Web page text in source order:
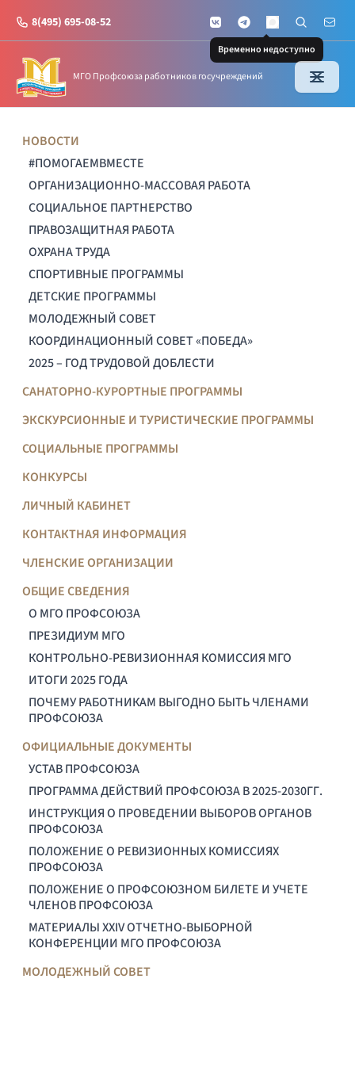
8(495) 695-08-52 VKontakteTelegramMAX
Временно недоступно
Поиск по
Почта
МГО Профсоюза работников госучреждений
НОВОСТИ
#ПОМОГАЕМВМЕСТЕ
ОРГАНИЗАЦИОННО-МАССОВАЯ РАБОТА
СОЦИАЛЬНОЕ ПАРТНЕРСТВО
ПРАВОЗАЩИТНАЯ РАБОТА
ОХРАНА ТРУДА
СПОРТИВНЫЕ ПРОГРАММЫ
ДЕТСКИЕ ПРОГРАММЫ
МОЛОДЕЖНЫЙ СОВЕТ
КООРДИНАЦИОННЫЙ СОВЕТ «ПОБЕДА»
2025 – ГОД ТРУДОВОЙ ДОБЛЕСТИ
САНАТОРНО-КУРОРТНЫЕ ПРОГРАММЫ
ЭКСКУРСИОННЫЕ И ТУРИСТИЧЕСКИЕ ПРОГРАММЫ
СОЦИАЛЬНЫЕ ПРОГРАММЫ
КОНКУРСЫ
ЛИЧНЫЙ КАБИНЕТ
КОНТАКТНАЯ ИНФОРМАЦИЯ
ЧЛЕНСКИЕ ОРГАНИЗАЦИИ
ОБЩИЕ СВЕДЕНИЯ
О МГО ПРОФСОЮЗА
ПРЕЗИДИУМ МГО
КОНТРОЛЬНО-РЕВИЗИОННАЯ КОМИССИЯ МГО
ИТОГИ 2025 ГОДА
ПОЧЕМУ РАБОТНИКАМ ВЫГОДНО БЫТЬ ЧЛЕНАМИ
ПРОФСОЮЗА
ОФИЦИАЛЬНЫЕ ДОКУМЕНТЫ
УСТАВ ПРОФСОЮЗА
ПРОГРАММА ДЕЙСТВИЙ ПРОФСОЮЗА В 2025-2030ГГ.
ИНСТРУКЦИЯ О ПРОВЕДЕНИИ ВЫБОРОВ ОРГАНОВ
ПРОФСОЮЗА
ПОЛОЖЕНИЕ О РЕВИЗИОННЫХ КОМИССИЯХ
ПРОФСОЮЗА
ПОЛОЖЕНИЕ О ПРОФСОЮЗНОМ БИЛЕТЕ И УЧЕТЕ
ЧЛЕНОВ ПРОФСОЮЗА
МАТЕРИАЛЫ XXIV ОТЧЕТНО-ВЫБОРНОЙ
КОНФЕРЕНЦИИ МГО ПРОФСОЮЗА
МОЛОДЕЖНЫЙ СОВЕТ